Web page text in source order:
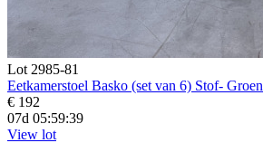
Lot 2985-81
Eetkamerstoel Basko (set van 6) Stof- Groen
€ 192
07d 05:59:38
View lot